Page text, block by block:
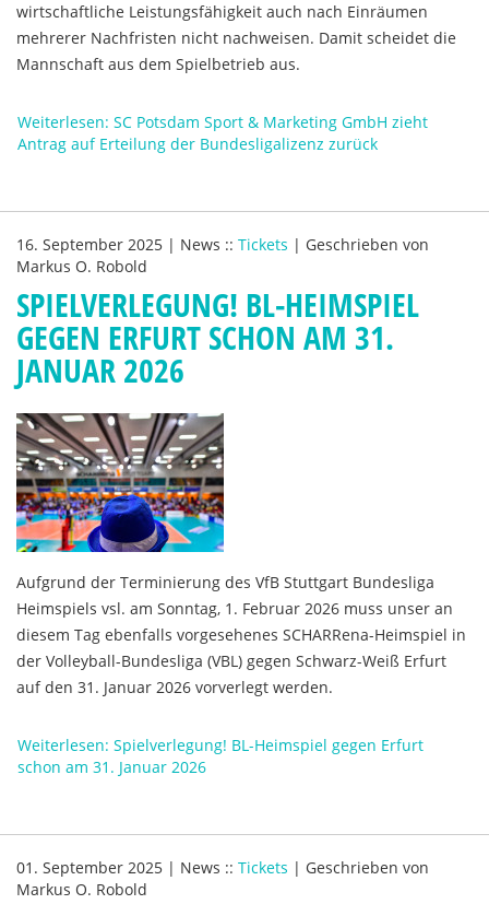
wirtschaftliche Leistungsfähigkeit auch nach Einräumen
mehrerer Nachfristen nicht nachweisen. Damit scheidet die
Mannschaft aus dem Spielbetrieb aus.
Weiterlesen: SC Potsdam Sport & Marketing GmbH zieht
Antrag auf Erteilung der Bundesligalizenz zurück
16. September 2025 | News :: Tickets | Geschrieben von
Markus O. Robold
SPIELVERLEGUNG! BL-HEIMSPIEL
GEGEN ERFURT SCHON AM 31.
JANUAR 2026
Aufgrund der Terminierung des VfB Stuttgart Bundesliga
Heimspiels vsl. am Sonntag, 1. Februar 2026 muss unser an
diesem Tag ebenfalls vorgesehenes SCHARRena-Heimspiel in
der Volleyball-Bundesliga (VBL) gegen Schwarz-Weiß Erfurt
auf den 31. Januar 2026 vorverlegt werden.
Weiterlesen: Spielverlegung! BL-Heimspiel gegen Erfurt
schon am 31. Januar 2026
01. September 2025 | News :: Tickets | Geschrieben von
Markus O. Robold